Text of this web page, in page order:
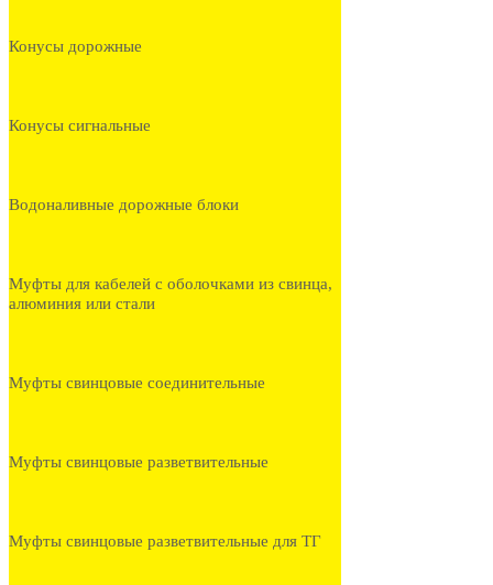
Конусы дорожные
Конусы сигнальные
Водоналивные дорожные блоки
Муфты для кабелей с оболочками из свинца,
алюминия или стали
Муфты свинцовые соединительные
Муфты свинцовые разветвительные
Муфты свинцовые разветвительные для ТГ